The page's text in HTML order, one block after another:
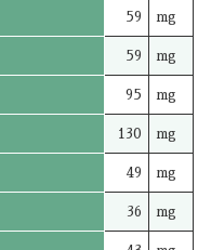
59 mg
59 mg
95 mg
130 mg
49 mg
36 mg